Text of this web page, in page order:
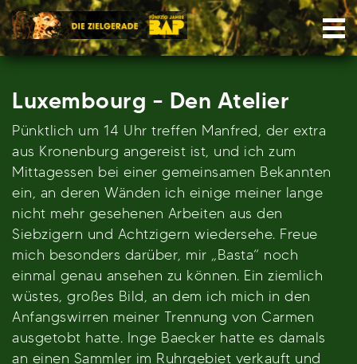
Skip
to
content
Luxembourg – Den Atelier
Pünktlich um 14 Uhr treffen Manfred, der extra
aus Kronenburg angereist ist, und ich zum
Mittagessen bei einer gemeinsamen Bekannten
ein, an deren Wänden ich einige meiner lange
nicht mehr gesehenen Arbeiten aus den
Siebzigern und Achtzigern wiedersehe. Freue
mich besonders darüber, mir „Basta“ noch
einmal genau ansehen zu können. Ein ziemlich
wüstes, großes Bild, an dem ich mich in den
Anfangswirren meiner Trennung von Carmen
ausgetobt hatte. Inge Baecker hatte es damals
an einen Sammler im Ruhrgebiet verkauft und